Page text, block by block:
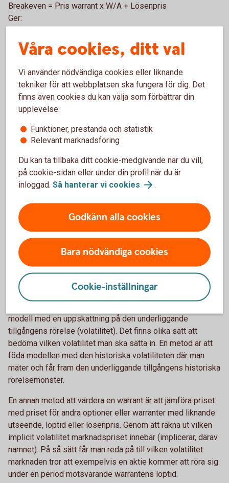
Breakeven = Pris warrant x W/A + Lösenpris
Ger:
Exemplet visar att aktiekursen måste vara 130 kronor på
breakeven.
Delta
Delta är ett mått som anger hur mycket prised på en warrant
ska röra sig vid en enhets förändring i underliggandes pris.
tillgångens pris rör sig en krona så rör sig warrantens med
0,5 kronor. Om man använder 1 som multiplikator. Storleken
på en warrants delta beror på aktiekurs i förhållande till
lösenkurs och återstående löptid. Ju kortare återstående
löptid och djupare in-the-money desto närmare delta 1
kommer en warrant. För turbowarranter är deltat i praktiken
1 under hela löptiden.
Implicit volatilitet
Som vi tidigare nämnt är volatiliteten ett mått på rörlighet.
modell med en uppskattning på den underliggande
tillgångens rörelse (volatilitet). Det finns olika sätt att
bedöma vilken volatilitet man ska sätta in. En metod är att
föda modellen med den historiska volatiliteten där man
mäter och får fram den underliggande tillgångens historiska
rörelsemönster.
En annan metod att värdera en warrant är att jämföra priset
med priset för andra optioner eller warranter med liknande
utseende, löptid eller lösenpris. Genom att räkna ut vilken
implicit volatilitet marknadspriset innebär (implicerar, därav
namnet). På så sätt får man reda på till vilken volatilitet
marknaden tror att exempelvis en aktie kommer att röra sig
under en period motsvarande warrantens löptid.
Våra cookies, ditt val
Vi använder nödvändiga cookies eller liknande
tekniker för att webbplatsen ska fungera för dig. Det
finns även cookies du kan välja som förbättrar din
upplevelse:
Funktioner, prestanda och statistik
Relevant marknadsföring
Du kan ta tillbaka ditt cookie-medgivande när du vill,
på cookie-sidan eller under din profil när du är
inloggad. Så hanterar vi cookies .
Godkänn alla cookies
Bara nödvändiga cookies
Cookie-inställningar